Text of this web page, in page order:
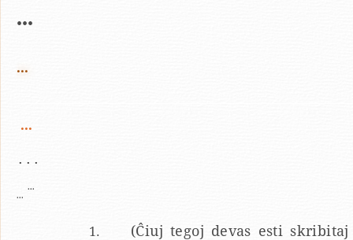
...
...
...
...
...
...
(Ĉiuj tegoj devas esti skribitaj